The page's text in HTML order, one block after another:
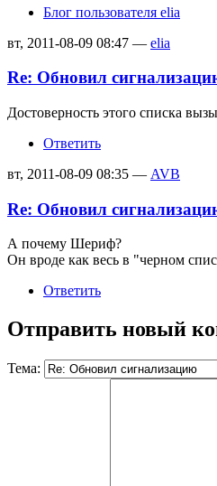
Блог пользователя elia
вт, 2011-08-09 08:47 — elia
Re: Обновил
Достоверность этого списка
Ответить
вт, 2011-08-09 08:35 — AVB
Re: Обновил
А почему Шериф?
Он вроде как весь в "черном
Ответить
Отправить новый
Тема: